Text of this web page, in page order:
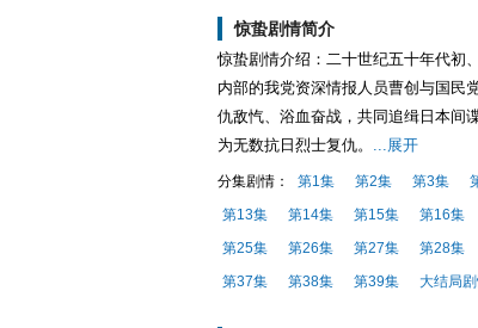
惊蛰剧情简介
惊蛰剧情介绍：二十世纪五十年代
内部的我党资深情报人员曹创与国
仇敌忾、浴血奋战，共同追缉日本间
为无数抗日烈士复仇。 ...展开
分集剧情： 第1集 第2集 第3集
第13集
第14集 第15集 第16集
第25集
第26集 第27集 第28集
第37集
第38集 第39集 大结局